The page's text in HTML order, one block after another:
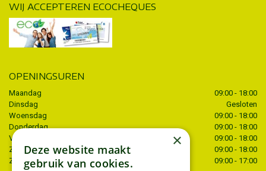
WIJ ACCEPTEREN ECOCHEQUES
OPENINGSUREN
Maandag
09:00 - 18:00
Dinsdag
Gesloten
Woensdag
09:00 - 18:00
Donderdag
09:00 - 18:00
Vrijdag
09:00 - 18:00
Zaterdag
09:00 - 18:00
Zondag
09:00 - 17:00
×
Deze website maakt
gebruik van cookies.